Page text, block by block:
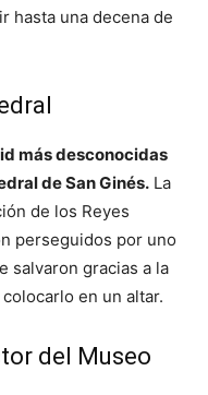
hasta una decena de
más desconocidas
de San Ginés. La
de los Reyes
perseguidos por uno
salvaron gracias a la
en un altar.
del Museo